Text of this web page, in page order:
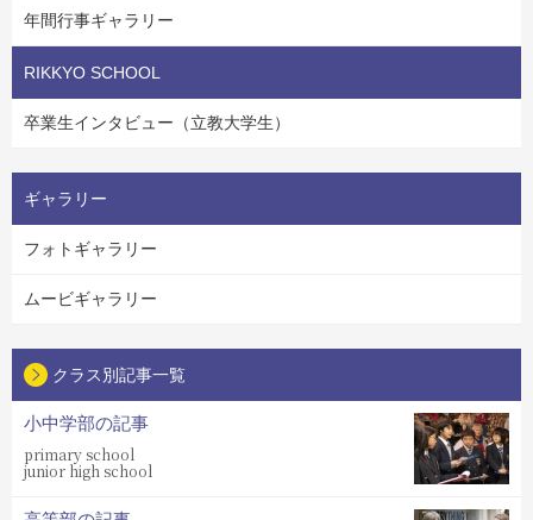
年間行事ギャラリー
RIKKYO SCHOOL
卒業生インタビュー（立教大学生）
ギャラリー
フォトギャラリー
ムービギャラリー
クラス別記事一覧
小中学部の記事
primary school
junior high school